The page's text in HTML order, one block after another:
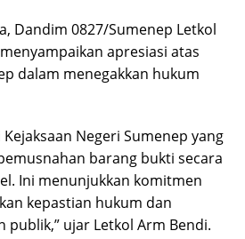
Dandim 0827/Sumenep Letkol
apresiasi atas
dalam menegakkan hukum
Negeri Sumenep yang
barang bukti secara
Ini menunjukkan komitmen
kepastian hukum dan
publik,” ujar Letkol Arm Bendi.